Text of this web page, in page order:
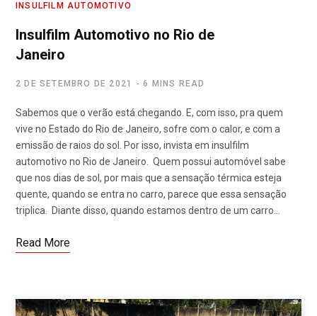
INSULFILM AUTOMOTIVO
Insulfilm Automotivo no Rio de
Janeiro
2 DE SETEMBRO DE 2021 6 MINS READ
Sabemos que o verão está chegando. E, com isso, pra quem
vive no Estado do Rio de Janeiro, sofre com o calor, e com a
emissão de raios do sol. Por isso, invista em insulfilm
automotivo no Rio de Janeiro. Quem possui automóvel sabe
que nos dias de sol, por mais que a sensação térmica esteja
quente, quando se entra no carro, parece que essa sensação
triplica. Diante disso, quando estamos dentro de um carro…
Read More